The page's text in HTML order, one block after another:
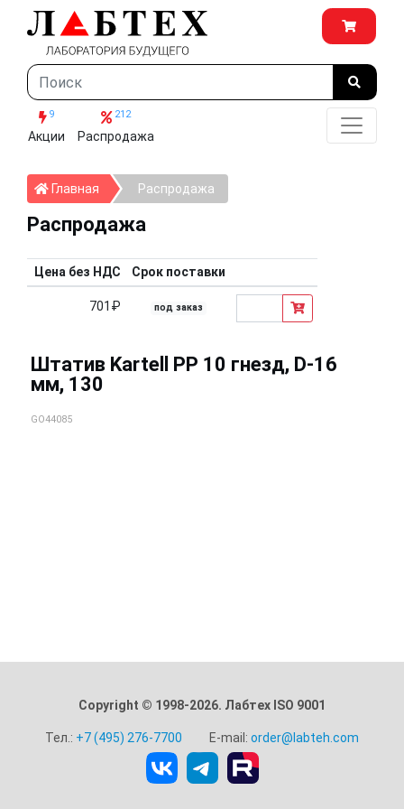
9
Акции
212
Распродажа
Главная ГлавнаяРаспродажа
Распродажа
Цена без НДС Срок поставки
701₽ под заказ
Штатив Kartell РР 10 гнезд, D-16
мм, 130
GO44085
Copyright © 1998-2026. Лабтех ISO 9001
Тел.: +7 (495) 276-7700 E-mail: order@labteh.com